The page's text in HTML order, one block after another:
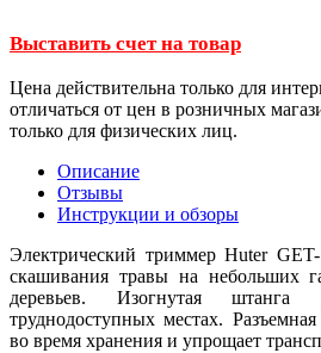
Выставить счет на товар
Цена действительна только для
отличаться от цен в розничных
только для физических лиц.
Описание
Отзывы
Инструкции и обзоры
Электрический триммер Huter GET-
скашивания травы на небольших
деревьев. Изогнутая
труднодоступных местах.
во время хранения и упрощает